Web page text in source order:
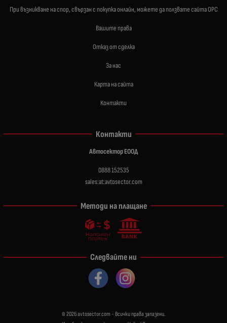
При възникване на спор, свързан с покупка онлайн, можете да ползвате сайта ОРС
Вашите права
Отказ от сделка
За нас
Карта на сайта
Контакти
Контакти
Автосектор ЕООД
0888 152535
sales:at:avtosector.com
Методи на плащане
Следвайте ни
© 2026avtosector.com - Всички права запазени.